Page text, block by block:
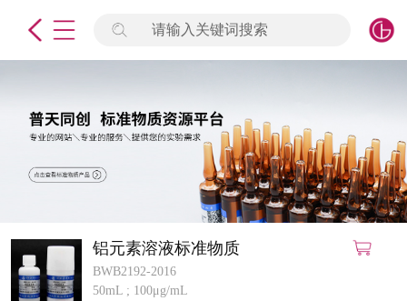
请输入关键词搜索
铝元素溶液标准物质
BWB2192-2016
50mL ; 100μg/mL
签到
标准物质
产品专项
微生物检测/质控品